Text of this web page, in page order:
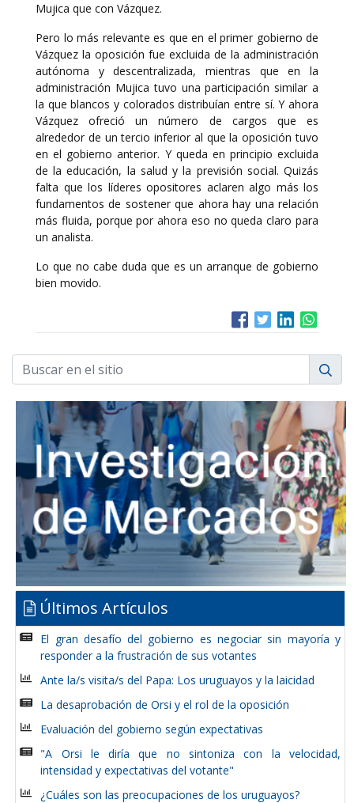
Mujica que con Vázquez.
Pero lo más relevante es que en el primer gobierno de
Vázquez la oposición fue excluida de la administración
autónoma y descentralizada, mientras que en la
administración Mujica tuvo una participación similar a
la que blancos y colorados distribuían entre sí. Y ahora
Vázquez ofreció un número de cargos que es
alrededor de un tercio inferior al que la oposición tuvo
en el gobierno anterior. Y queda en principio excluida
de la educación, la salud y la previsión social. Quizás
falta que los líderes opositores aclaren algo más los
fundamentos de sostener que ahora hay una relación
más fluida, porque por ahora eso no queda claro para
un analista.
Lo que no cabe duda que es un arranque de gobierno
bien movido.
Últimos Artículos
El gran desafío del gobierno es negociar sin mayoría y
responder a la frustración de sus votantes
Ante la/s visita/s del Papa: Los uruguayos y la laicidad
La desaprobación de Orsi y el rol de la oposición
Evaluación del gobierno según expectativas
"A Orsi le diría que no sintoniza con la velocidad,
intensidad y expectativas del votante"
¿Cuáles son las preocupaciones de los uruguayos?